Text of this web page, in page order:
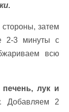
затем
2-3 минуты с
всю
лук и
Добавляем 2